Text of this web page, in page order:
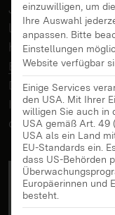
Jugendliche im
letzten 12
hat. Ein weiteres
Befragung in
Drittel der
Inhalten in
danach gesucht“
einzuwilligen, um
Ihre Auswahl
anpassen. Bitte
Einstellungen
Website verfügbar
Einige Services
den USA. Mit Ihrer
willigen Sie auch in
USA gemäß Art. 49
USA als ein Land
EU-Standards ein.
dass US-Behörden
Europäerinnen und
besteht.